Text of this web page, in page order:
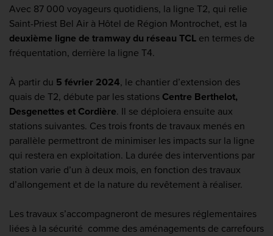
Avec 87 000 voyageurs quotidiens, la ligne T2, qui relie
Saint-Priest Bel Air à Hôtel de Région Montrochet, est la
deuxième ligne de tramway du réseau TCL en termes de
fréquentation, derrière la ligne T4.
À partir du 5 février 2024, le chantier d’extension des
quais de T2, débute par les stations Centre Berthelot,
Desgenettes et Cordière. Il se déploiera ensuite aux
stations suivantes. Ces trois fronts de travaux menés en
parallèle permettront de minimiser les impacts sur la ligne
qui restera en exploitation. La durée des interventions par
station varie d’un à deux mois, en fonction des travaux
d’allongement et de la nature du revêtement à réaliser.
Les travaux s’accompagneront de mesures réglementaires
liées à la sécurité comme des aménagements de carrefours